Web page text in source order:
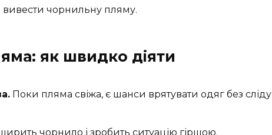
вивести чорнильну пляму.
як швидко діяти
Поки пляма свіжа, є шанси врятувати одяг без сліду
чорнило і зробить ситуацію гіршою.